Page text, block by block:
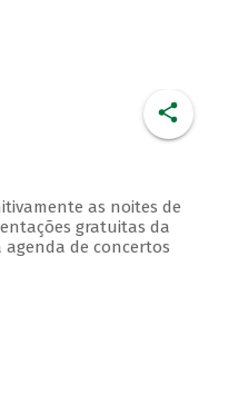
as noites de
gratuitas da
de concertos